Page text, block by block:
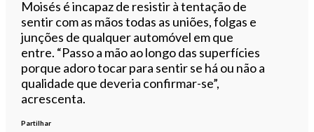
Moisés é incapaz de resistir à tentação de
sentir com as mãos todas as uniões, folgas e
junções de qualquer automóvel em que
entre. “Passo a mão ao longo das superfícies
porque adoro tocar para sentir se há ou não a
qualidade que deveria confirmar-se”,
acrescenta.
Partilhar